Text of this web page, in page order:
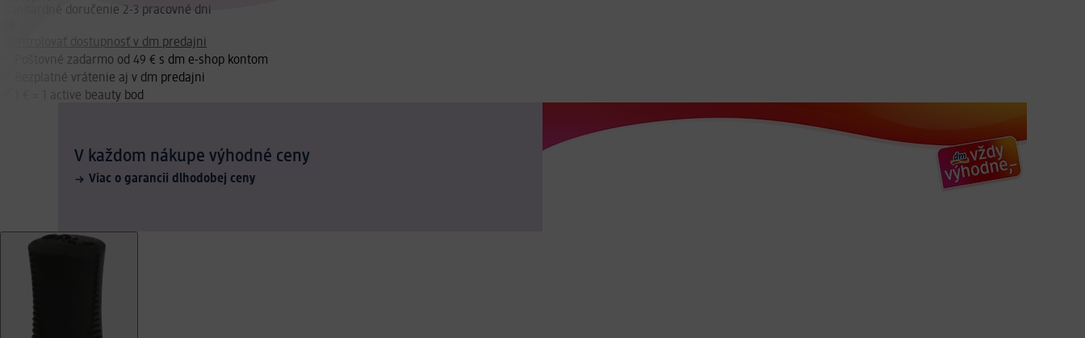
Štandardné doručenie 2-3 pracovné dni
Skontrolovať dostupnosť v dm predajni
Poštovné zadarmo od 49 € s dm e-shop kontom
Bezplatné vrátenie aj v dm predajni
1 € = 1 active beauty bod
V každom nákupe výhodné ceny
Viac o garancii dlhodobej ceny